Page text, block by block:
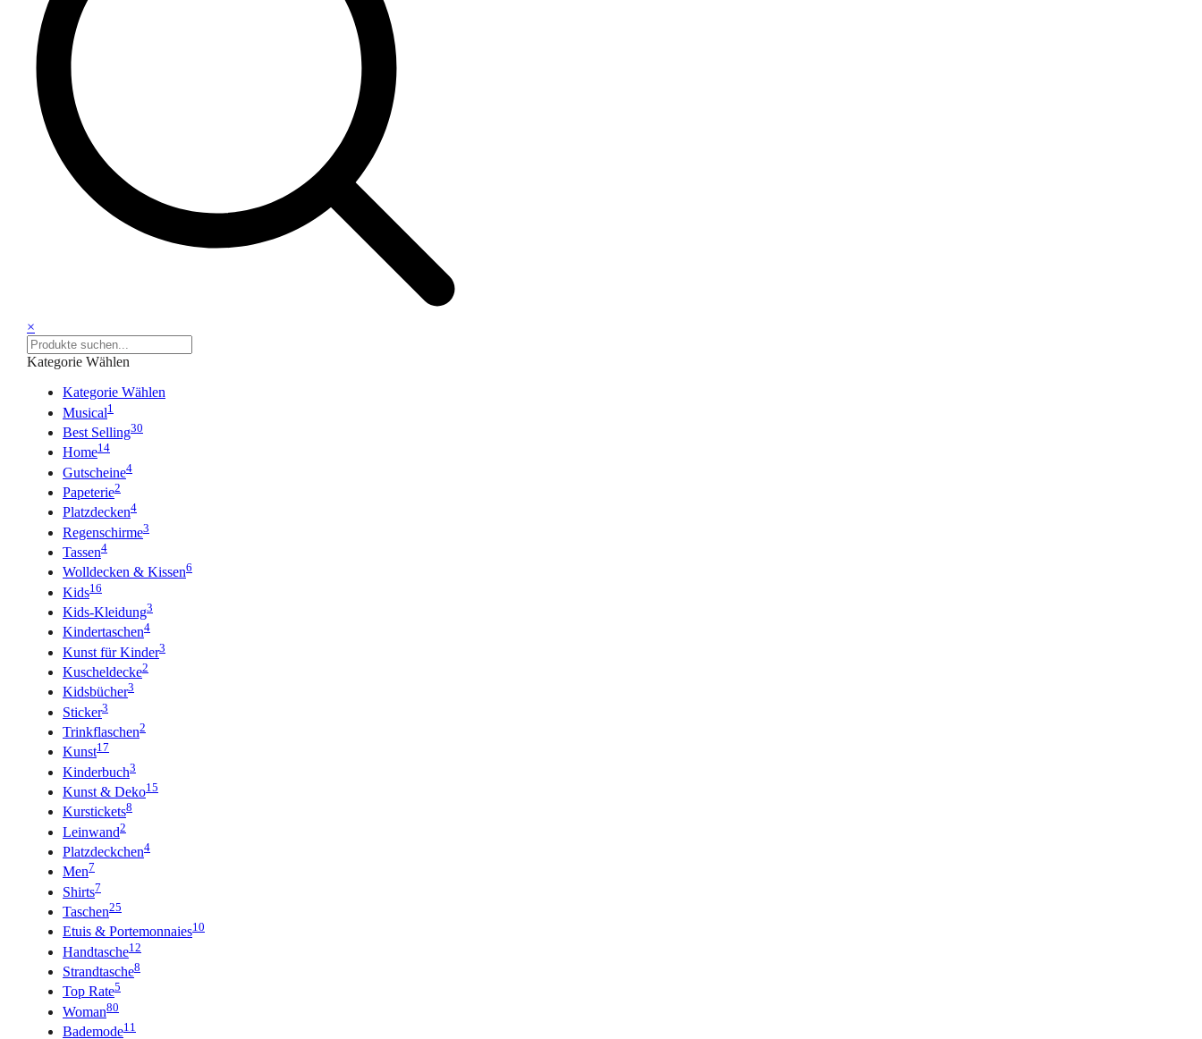
×
Kategorie Wählen
Kategorie Wählen
Musical1
Best Selling30
Home14
Gutscheine4
Papeterie2
Platzdecken4
Regenschirme3
Tassen4
Wolldecken & Kissen6
Kids16
Kids-Kleidung3
Kindertaschen4
Kunst für Kinder3
Kuscheldecke2
Kidsbücher3
Sticker3
Trinkflaschen2
Kunst17
Kinderbuch3
Kunst & Deko15
Kurstickets8
Leinwand2
Platzdeckchen4
Men7
Shirts7
Taschen25
Etuis & Portemonnaies10
Handtasche12
Strandtasche8
Top Rate5
Woman80
Bademode11